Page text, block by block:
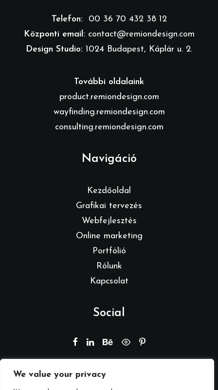
We value your privacy
Telefon:
00 36 70 432 38 12
Központi email: contact@remiondesign.com
Design Studio: 1024 Budapest, Káplár u. 2.
További oldalaink
product.remiondesign.com
wayfinding.remiondesign.com
consulting.remiondesign.com
Navigáció
Kezdőoldal
Grafikai tervezés
Webfejlesztés
Online marketing
Portfólió
Rólunk
Kapcsolat
Social